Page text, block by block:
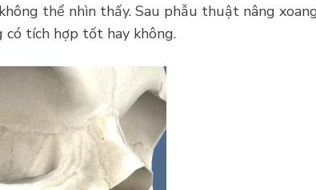
thể nhìn thấy. Sau phẫu thuật nâng
có tích hợp tốt hay không.